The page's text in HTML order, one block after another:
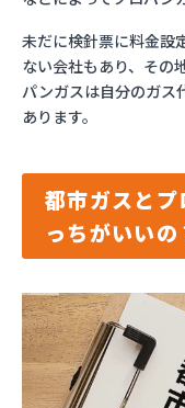
未だに検針票に料金設
ない会社もあり、その
パンガスは自分のガス
あります。
都市ガスと
っちがいいの